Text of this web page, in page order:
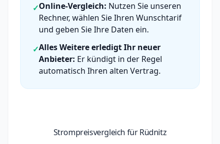
✓Online-Vergleich: Nutzen Sie unseren
Rechner, wählen Sie Ihren Wunschtarif
und geben Sie Ihre Daten ein.
✓Alles Weitere erledigt Ihr neuer
Anbieter: Er kündigt in der Regel
automatisch Ihren alten Vertrag.
Strompreisvergleich für Rüdnitz